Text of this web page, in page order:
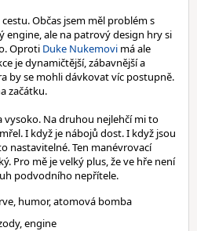
Občas jsem měl problém s
engine, ale na patrový design hry si
Oproti Duke Nukemovi má ale
je dynamičtější, zábavnější a
by se mohli dávkovat víc postupně.
začátku.
vysoko. Na druhou nejlehčí mi to
I když je nábojů dost. I když jsou
nastavitelné. Ten manévrovací
Pro mě je velký plus, že ve hře není
podvodního nepřítele.
humor, atomová bomba
engine